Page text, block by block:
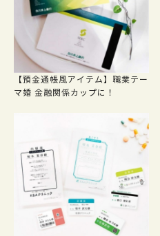
【預金通帳風アイテム】職業テー
マ婚 金融関係カップに！